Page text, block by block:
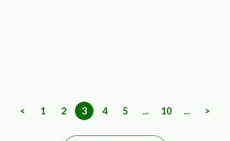
< 1 2 3 4 5 ... 10 ... >